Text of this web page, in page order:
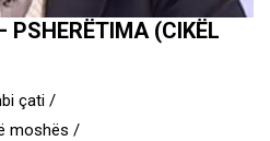
PSHERËTIMA (CIKËL
çati /
moshës /